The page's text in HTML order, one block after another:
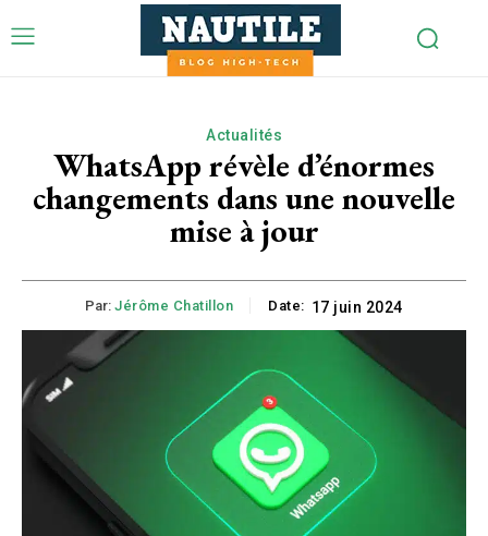
Actualités
WhatsApp révèle d’énormes
changements dans une nouvelle
mise à jour
Par: Jérôme Chatillon Date: 17 juin 2024